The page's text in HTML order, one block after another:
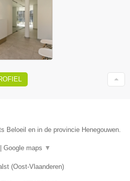
Beloeil en in de provincie Henegouwen.
Google maps ▼
(Oost-Vlaanderen)